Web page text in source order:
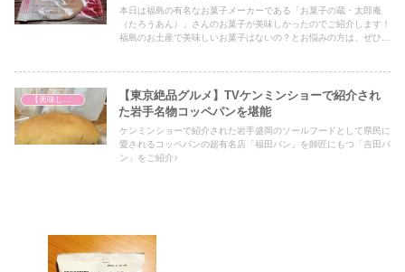
本日は福島の有名なお菓子メーカーである「お菓子の蔵・太郎庵
（たろうあん）」さんのお菓子が美味しかったのでご紹介します！
福島のお土産で美味しいお菓子はないの？とお悩みの方は、ぜひア
【美味しいは正義】
【東京絶品グルメ】TVケンミンショーで紹介され
た岩手名物コッペパンを堪能
ケンミンショーで紹介された岩手盛岡のソールフードとして県民に
愛されるコッペパンの超有名店「福田パン」を師匠にもつ「吉田パ
ン」をご紹介♪